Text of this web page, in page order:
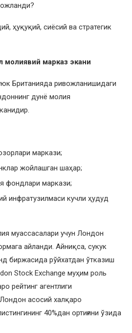
ҳуқуқий, сиёсий ва стратегик
молиявий марказ экани
Британияда ривожланишидаги
дунё молия
маркази;
жойлашган шаҳар;
фондлари маркази;
инфратузилмаси кучли ҳудуд
муассасалари учун Лондон
айланди. Айниқса, сукук
биржасида рўйхатдан ўтказиш
Stock Exchange муҳим роль
рейтинг агентлиги
асосий халқаро
40%дан ортиғини ўзида